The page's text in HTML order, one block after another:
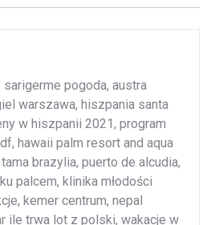
pogoda, austra
warszawa, hiszpania santa
w hiszpanii 2021, program
hawaii palm resort and aqua
brazylia, puerto de alcudia,
palcem, klinika młodości
kemer centrum, nepal
ile trwa lot z polski, wakacje w